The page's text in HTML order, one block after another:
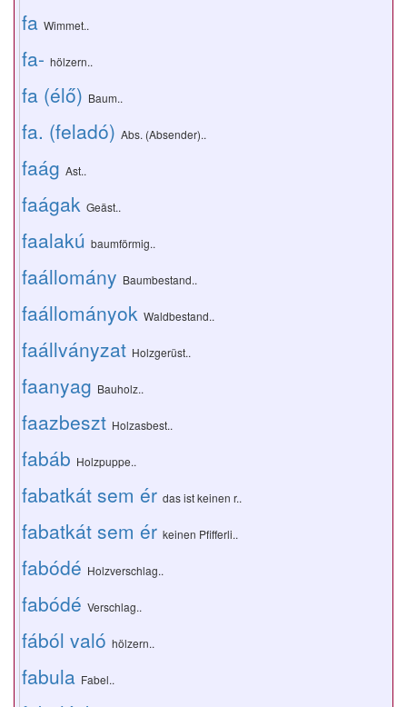
fa Wimmet..
fa- hölzern..
fa (élő) Baum..
fa. (feladó) Abs. (Absender)..
faág Ast..
faágak Geäst..
faalakú baumförmig..
faállomány Baumbestand..
faállományok Waldbestand..
faállványzat Holzgerüst..
faanyag Bauholz..
faazbeszt Holzasbest..
fabáb Holzpuppe..
fabatkát sem ér das ist keinen r..
fabatkát sem ér keinen Pfifferli..
fabódé Holzverschlag..
fabódé Verschlag..
fából való hölzern..
fabula Fabel..